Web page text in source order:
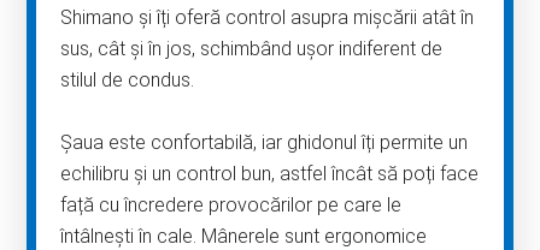
Shimano și îți oferă control asupra mișcării atât în ​​
sus, cât și în jos, schimbând ușor indiferent de
stilul de condus.
Șaua este confortabilă, iar ghidonul îți permite un
echilibru și un control bun, astfel încât să poți face
față cu încredere provocărilor pe care le
întâlnești în cale. Mânerele sunt ergonomice